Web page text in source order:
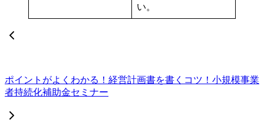
い。
ポイントがよくわかる！経営計画書を書くコツ！小規模事業
者持続化補助金セミナー